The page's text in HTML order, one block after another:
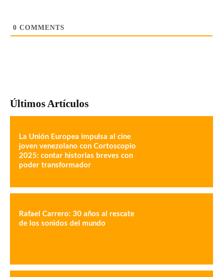
0 COMMENTS
Últimos Artículos
La Unión Europea impulsa al cine
joven venezolano con Cortoscopio
2025: contar historias breves con
poder transformador
Rafael Carrero: 30 años al rescate
de los sonidos del mundo